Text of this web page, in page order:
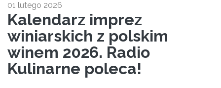
01 lutego 2026
Kalendarz imprez
winiarskich z polskim
winem 2026. Radio
Kulinarne poleca!